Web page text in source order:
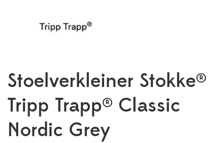
Stoelverkleiner Stokke®
Tripp Trapp® Classic
Nordic Grey